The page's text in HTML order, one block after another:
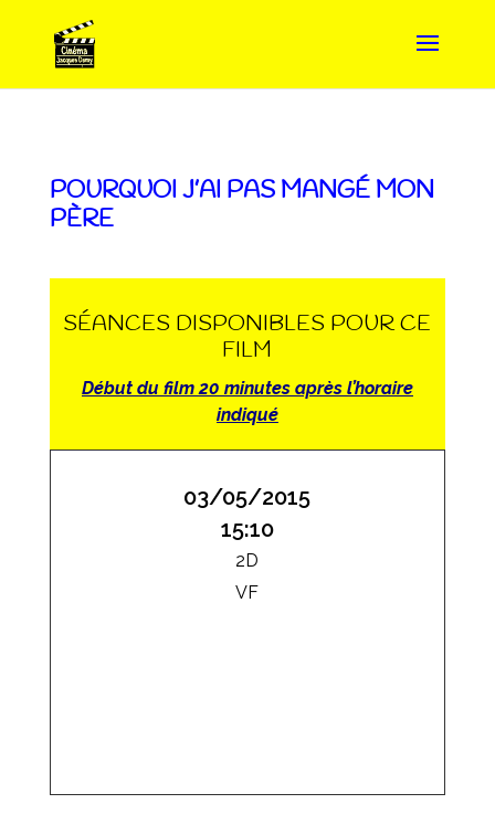
POURQUOI J’AI PAS MANGÉ MON
PÈRE
SÉANCES DISPONIBLES POUR CE
FILM
Début du film 20 minutes après l’horaire
indiqué
03/05/2015
15:10
2D
VF